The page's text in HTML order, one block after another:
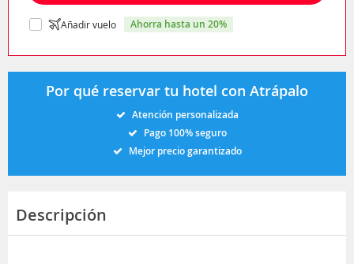
Añadir vuelo ahorra hasta un 20%
Por qué reservar tu hotel con Atrápalo
Atención personalizada
Pago 100% seguro
Mejor precio garantizado
Descripción